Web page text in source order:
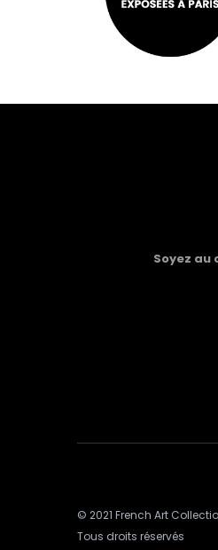
Soyez
© 2021 French Art
Tous droits réservés